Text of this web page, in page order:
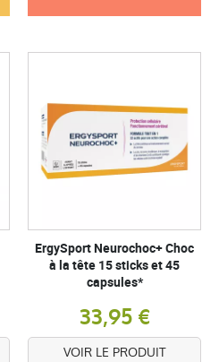
ErgySport Neurochoc+ Choc
à la tête 15 sticks et 45
capsules*
33,95 €
VOIR LE PRODUIT